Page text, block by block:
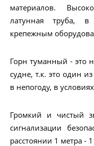
материалов.
латунная труба, в
крепежным
Горн туманный - это
судне, т.к. это один
в непогоду, в
Громкий и чистый
сигнализации
расстоянии 1 метра -